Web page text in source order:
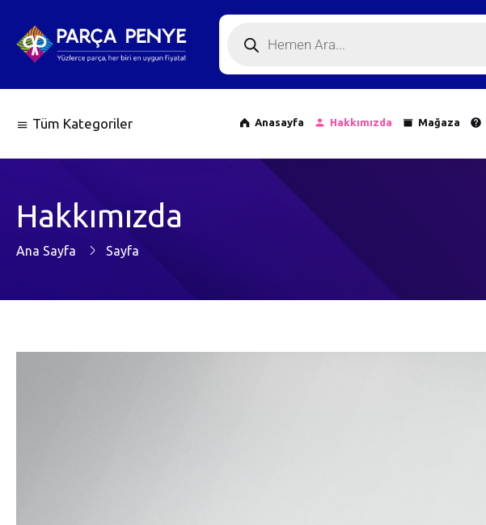
Tüm Kategoriler Anasayfa Hakkımızda Mağaza
Hakkımızda
Ana Sayfa Sayfa